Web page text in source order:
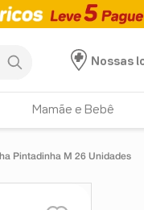
Nossas
Mamãe e Bebê
Pintadinha M 26 Unidades